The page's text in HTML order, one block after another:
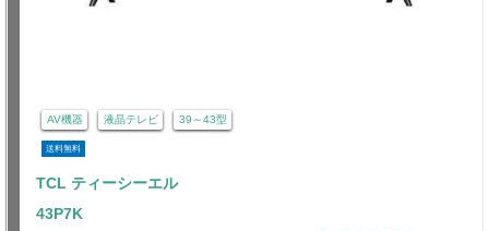
AV機器 液晶テレビ 39～43型
送料無料
TCL ティーシーエル
43P7K